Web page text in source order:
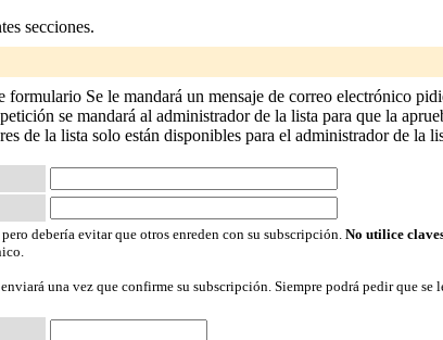
secciones.
formulario Se le mandará un mensaje de correo electrónico
se mandará al administrador de la lista para que la
de la lista solo están disponibles para el administrador de la
debería evitar que otros enreden con su subscripción. No utilice
una vez que confirme su subscripción. Siempre podrá pedir que se